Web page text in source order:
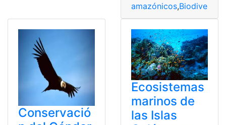
amazónicos,
Conservació
Ecosistemas
marinos de
las Islas